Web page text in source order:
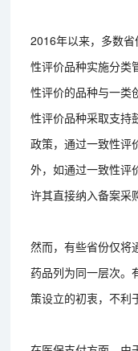
2016年以来，多数
性评价品种实施分类
性评价的品种与一类
性评价品种采取支持
政策，通过一致性评
外，如通过一致性评
许其直接纳入备案采
然而，有些省份仅将
药品列为同一层次。
策设立的初衷，不利